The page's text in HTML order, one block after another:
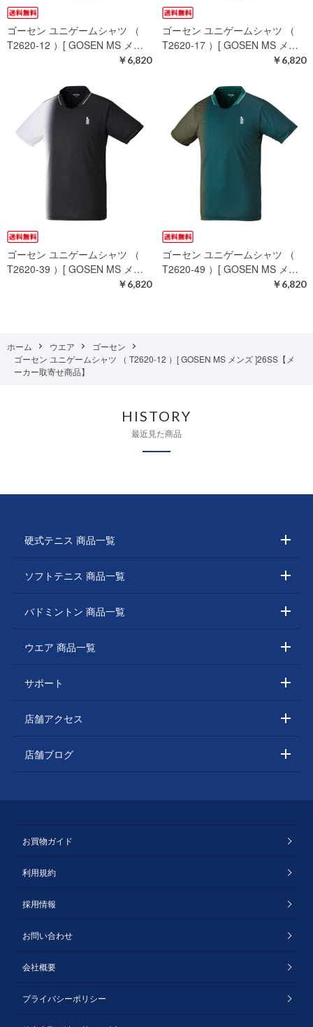
ゴーセン ユニゲームシャツ （
T2620-12 ）[ GOSEN MS メ…
￥6,820
ゴーセン ユニゲームシャツ （
T2620-17 ）[ GOSEN MS メ…
￥6,820
ゴーセン ユニゲームシャツ （
T2620-39 ）[ GOSEN MS メ…
￥6,820
ゴーセン ユニゲームシャツ （
T2620-49 ）[ GOSEN MS メ…
￥6,820
ホーム ウエア
ゴーセン
ゴーセン ユニゲームシャツ （ T2620-12 ）[ GOSEN MS メンズ ]26SS【メ
ーカー取寄せ商品】
HISTORY
最近見た商品
硬式テニス 商品一覧
ソフトテニス 商品一覧
バドミントン 商品一覧
ウエア 商品一覧
サポート
店舗アクセス
店舗ブログ
お買物ガイド
利用規約
採用情報
お問い合わせ
会社概要
プライバシーポリシー